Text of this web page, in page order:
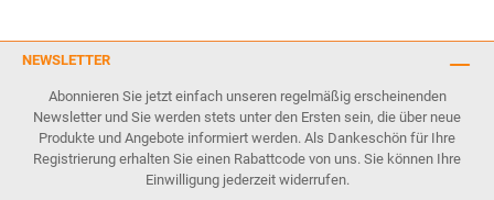
NEWSLETTER
Abonnieren Sie jetzt einfach unseren regelmäßig erscheinenden
Newsletter und Sie werden stets unter den Ersten sein, die über neue
Produkte und Angebote informiert werden. Als Dankeschön für Ihre
Registrierung erhalten Sie einen Rabattcode von uns. Sie können Ihre
Einwilligung jederzeit widerrufen.